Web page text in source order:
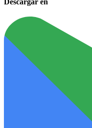
Descargar en